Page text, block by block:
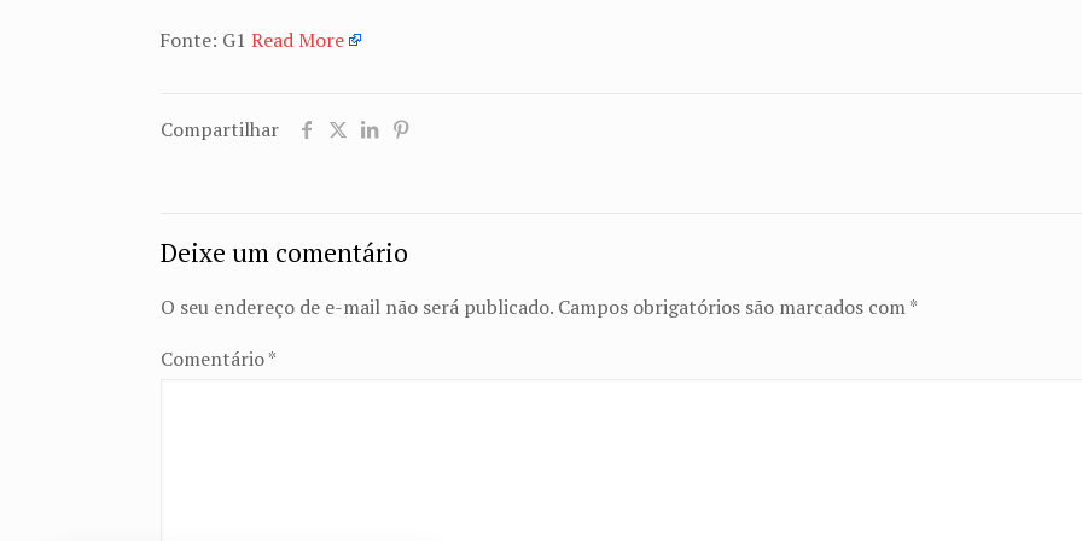
Fonte: G1Read More
Compartilhar
Deixe um comentário
O seu endereço de e-mail não será publicado. Campos obrigatórios são marcados com*
Comentário*